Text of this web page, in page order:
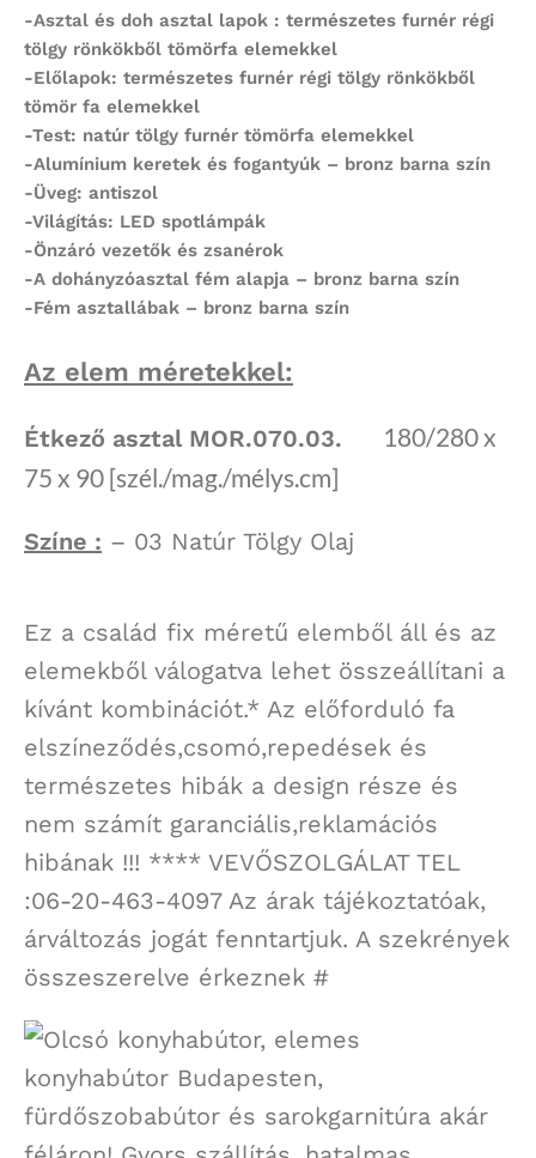
-Asztal és doh asztal lapok : természetes furnér régi
tölgy rönkökből tömörfa elemekkel
-Előlapok: természetes furnér régi tölgy rönkökből
tömör fa elemekkel
-Test: natúr tölgy furnér tömörfa elemekkel
-Alumínium keretek és fogantyúk – bronz barna szín
-Üveg: antiszol
-Világítás: LED spotlámpák
-Önzáró vezetők és zsanérok
-A dohányzóasztal fém alapja – bronz barna szín
-Fém asztallábak – bronz barna szín
Az elem méretekkel:
Étkező asztal MOR.070.03.
180/280 x
75 x 90 [szél./mag./mélys.cm]
Színe : – 03 Natúr Tölgy Olaj
Ez a család fix méretű elemből áll és az
elemekből válogatva lehet összeállítani a
kívánt kombinációt.* Az előforduló fa
elszíneződés,csomó,repedések és
természetes hibák a design része és
nem számít garanciális,reklamációs
hibának !!! **** VEVŐSZOLGÁLAT TEL
:06-20-463-4097 Az árak tájékoztatóak,
árváltozás jogát fenntartjuk. A szekrények
összeszerelve érkeznek #